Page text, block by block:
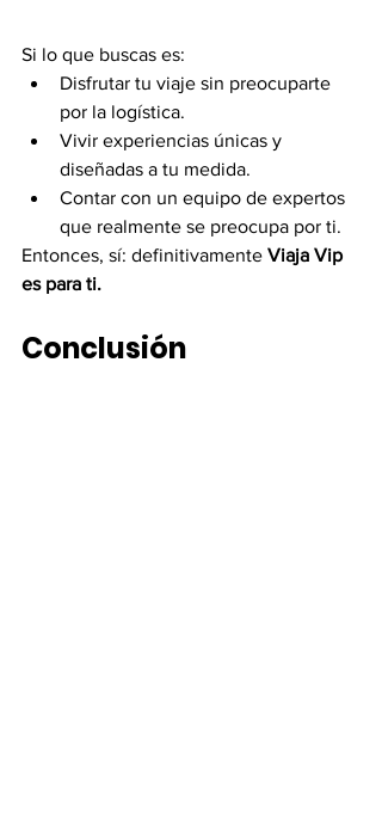
Si lo que buscas es:
Disfrutar tu viaje sin preocuparte
por la logística.
Vivir experiencias únicas y
diseñadas a tu medida.
Contar con un equipo de expertos
que realmente se preocupa por ti.
Entonces, sí: definitivamente Viaja Vip
es para ti.
Conclusión